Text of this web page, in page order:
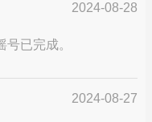
2024-08-28
已完成。
2024-08-27